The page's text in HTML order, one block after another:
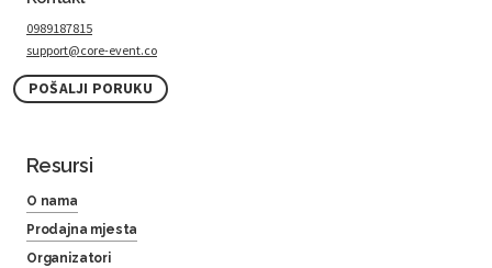
0989187815
support@core-event.co
POŠALJI PORUKU
Resursi
O nama
Prodajna mjesta
Organizatori